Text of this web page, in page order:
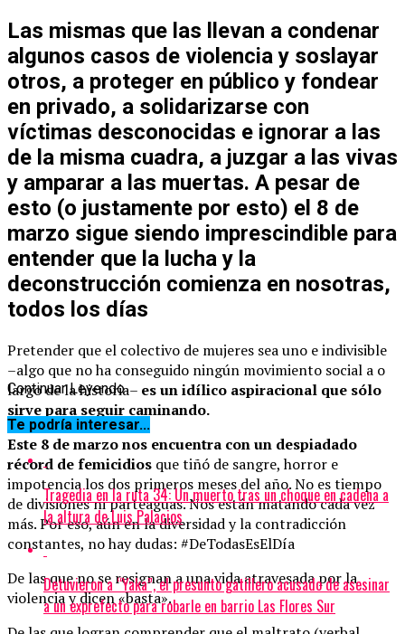
Las mismas que las llevan a condenar
algunos casos de violencia y soslayar
otros, a proteger en público y fondear
en privado, a solidarizarse con
víctimas desconocidas e ignorar a las
de la misma cuadra, a juzgar a las vivas
y amparar a las muertas. A pesar de
esto (o justamente por esto) el 8 de
marzo sigue siendo imprescindible para
entender que la lucha y la
deconstrucción comienza en nosotras,
todos los días
Pretender que el colectivo de mujeres sea uno e indivisible
–algo que no ha conseguido ningún movimiento social a o
largo de la historia– es un idílico aspiracional que sólo
sirve para seguir caminando.
Este 8 de marzo nos encuentra con un despiadado
récord de femicidios que tiñó de sangre, horror e
impotencia los dos primeros meses del año. No es tiempo
de divisiones ni parteaguas. Nos están matando cada vez
más. Por eso, aún en la diversidad y la contradicción
constantes, no hay dudas: #DeTodasEsElDía
De las que no se resignan a una vida atravesada por la
violencia y dicen «basta».
Continuar Leyendo
Te podría interesar...
Tragedia en la ruta 34: Un muerto tras un choque en cadena a
la altura de Luis Palacios
Detuvieron a “Yaka”, el presunto gatillero acusado de asesinar
a un exprefecto para robarle en barrio Las Flores Sur